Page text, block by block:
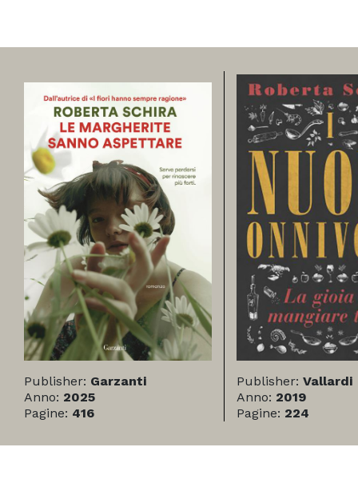
Publisher: Garzanti
Anno: 2025
Pagine: 416
Publisher: Vallardi
Anno: 2019
Pagine: 224